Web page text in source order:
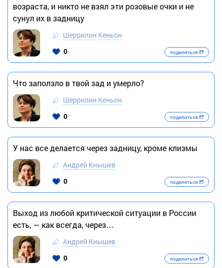
возраста, и никто не взял эти розовые очки и не
сунул их в задницу
Шеррилин Кеньон
0
поделиться
Что заползло в твой зад и умерло?
Шеррилин Кеньон
0
поделиться
У нас все делается через задницу, кроме клизмы
Андрей Кнышев
0
поделиться
Выход из любой критической ситуации в России
есть, — как всегда, через…
Андрей Кнышев
0
поделиться